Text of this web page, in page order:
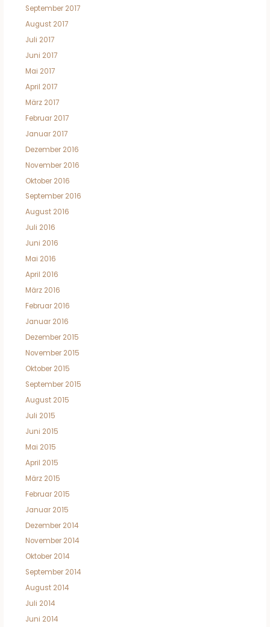
September 2017
August 2017
Juli 2017
Juni 2017
Mai 2017
April 2017
März 2017
Februar 2017
Januar 2017
Dezember 2016
November 2016
Oktober 2016
September 2016
August 2016
Juli 2016
Juni 2016
Mai 2016
April 2016
März 2016
Februar 2016
Januar 2016
Dezember 2015
November 2015
Oktober 2015
September 2015
August 2015
Juli 2015
Juni 2015
Mai 2015
April 2015
März 2015
Februar 2015
Januar 2015
Dezember 2014
November 2014
Oktober 2014
September 2014
August 2014
Juli 2014
Juni 2014